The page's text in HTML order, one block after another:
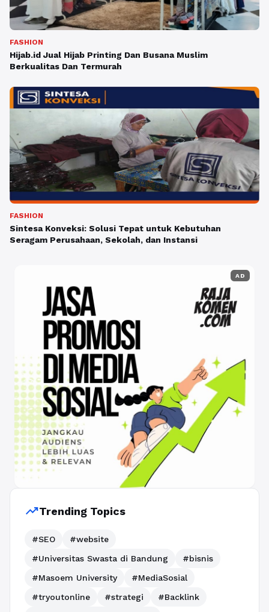
FASHION
Hijab.id Jual Hijab Printing Dan Busana Muslim
Berkualitas Dan Termurah
FASHION
Sintesa Konveksi: Solusi Tepat untuk Kebutuhan
Seragam Perusahaan, Sekolah, dan Instansi
AD
trending_upTrending Topics
#SEO
#website
#Universitas Swasta di Bandung
#bisnis
#Masoem University
#MediaSosial
#tryoutonline
#strategi
#Backlink